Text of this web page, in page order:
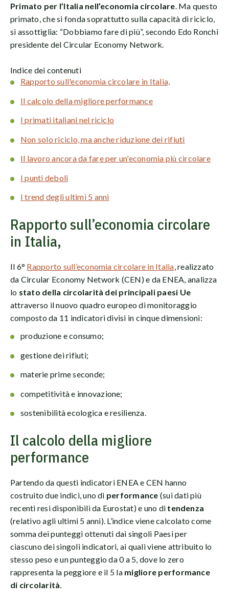
Primato per l’Italia nell’economia circolare . Ma questo
primato, che si fonda soprattutto sulla capacità di riciclo,
si assottiglia: “Dobbiamo fare di più”, secondo Edo Ronchi
presidente del Circular Economy Network.
Indice dei contenuti
Rapporto sull'economia circolare in Italia,
Il calcolo della migliore performance
I primati italiani nel riciclo
Non solo riciclo, ma anche riduzione dei rifiuti
Il lavoro ancora da fare per un'economia più circolare
I punti deboli
I trend degli ultimi 5 anni
Rapporto sull’economia circolare
in Italia,
Il 6° Rapporto sull’economia circolare in Italia, realizzato
da Circular Economy Network (CEN) e da ENEA, analizza
lo stato della circolarità dei principali paesi Ue
attraverso il nuovo quadro europeo di monitoraggio
composto da 11 indicatori divisi in cinque dimensioni:
produzione e consumo;
gestione dei rifiuti;
materie prime seconde;
competitività e innovazione;
sostenibilità ecologica e resilienza.
Il calcolo della migliore
performance
Partendo da questi indicatori ENEA e CEN hanno
costruito due indici, uno di performance (sui dati più
recenti resi disponibili da Eurostat) e uno di tendenza
(relativo agli ultimi 5 anni). L’indice viene calcolato come
somma dei punteggi ottenuti dai singoli Paesi per
ciascuno dei singoli indicatori, ai quali viene attribuito lo
stesso peso e un punteggio da 0 a 5, dove lo zero
rappresenta la peggiore e il 5 la migliore performance
di circolarità.